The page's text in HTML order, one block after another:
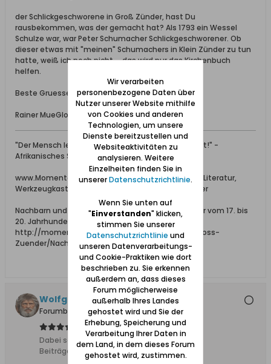
der Schlickgeschworene in Groß Zünder, hast Du
rausbekommen, was der gemacht hat? Als 1793 ein Wessel
Schulze war, war Peter Schumacher Schlickgeschworener. Ob
dieser etwas mit "meinen" Schumachers in Klein Zünder zu tun
hatte, weiß ich noch nicht ... das wird nur das Kirchenbuch
helfen.
Beste Gruesse aus Dakar,
Rainer MueGlo
"Der Mensch lebt, so lange man sich seiner erinnert!" -
Afrikanisches Sprichwort
www.Momente-im-Werder.net --- Adressbücher, Literatur,
Werkzeugkasten und Momente im Danziger Werder
Nachbarn und Hofbesitzer in Groß und Klein Zünder vom 17. bis
20. Jahrhundert:
http://momente-im-werder.net/01_Offen/31_Gross-
Zuender/Nachbarn-GrZ-KlZ/index.htm
Wolfgang
Forumbetreiber
Dabei seit:
10.02.2008
Beiträge:
Wir verarbeiten
personenbezogene Daten über
Nutzer unserer Website mithilfe
von Cookies und anderen
Technologien, um unsere
Dienste bereitzustellen und
Websiteaktivitäten zu
analysieren. Weitere
Einzelheiten finden Sie in
unsererDatenschutzrichtlinie.
Wenn Sie unten auf
"Einverstanden" klicken,
stimmen Sie unserer
Datenschutzrichtlinie und
unseren Datenverarbeitungs-
und Cookie-Praktiken wie dort
beschrieben zu. Sie erkennen
außerdem an, dass dieses
Forum möglicherweise
außerhalb Ihres Landes
gehostet wird und Sie der
Erhebung, Speicherung und
Verarbeitung Ihrer Daten in
dem Land, in dem dieses Forum
gehostet wird, zustimmen.